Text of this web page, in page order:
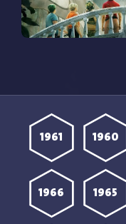
1960
1961
1965
1966